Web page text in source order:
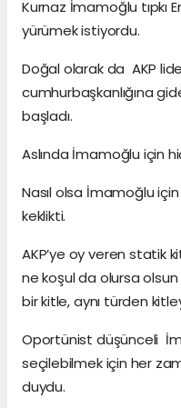
Kurnaz İmamoğlu tıpkı
yürümek istiyordu.
Doğal olarak da AKP
cumhurbaşkanlığına
başladı.
Aslında İmamoğlu için
Nasıl olsa İmamoğlu
keklikti.
AKP’ye oy veren statik
ne koşul da olursa
bir kitle, aynı türden
Oportünist düşünceli
seçilebilmek için her
duydu.